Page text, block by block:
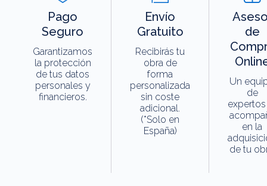
Pago
Seguro
Garantizamos
la protección
de tus datos
personales y
financieros.
Envío
Gratuito
Recibirás tu
obra de
forma
personalizada
sin coste
adicional.
(*Solo en
España)
de
Un
de
en la
de tu